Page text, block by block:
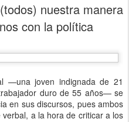
nuestra manera
con la política
—una joven indignada de 21
duro de 55 años— se
en sus discursos, pues ambos
a la hora de criticar a los